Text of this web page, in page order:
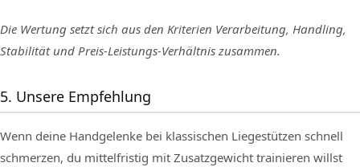
Die Wertung setzt sich aus den Kriterien Verarbeitung, Handling,
Stabilität und Preis-Leistungs-Verhältnis zusammen.
5. Unsere Empfehlung
Wenn deine Handgelenke bei klassischen Liegestützen schnell
schmerzen, du mittelfristig mit Zusatzgewicht trainieren willst